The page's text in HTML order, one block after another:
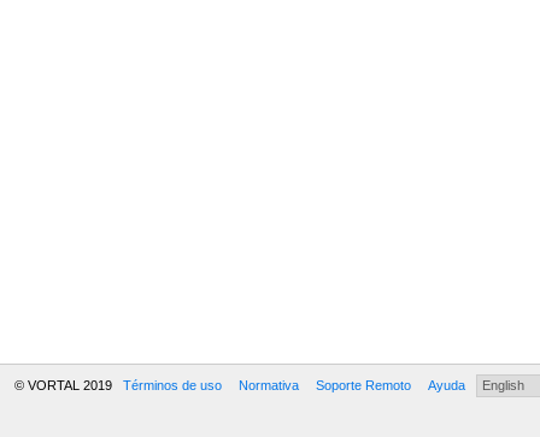
© VORTAL 2019 Términos de uso Normativa Soporte Remoto Ayuda